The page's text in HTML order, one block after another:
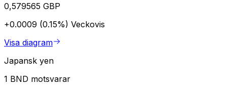
0,579565 GBP
+0.0009 (0.15%) Veckovis
Visa diagram
Japansk yen
1 BND motsvarar